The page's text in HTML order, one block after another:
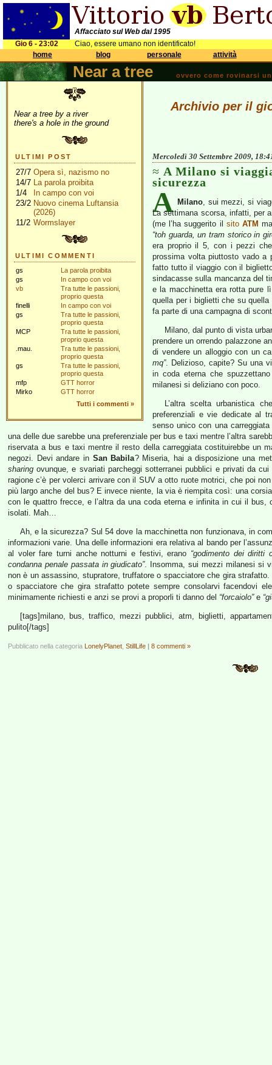
Affacciato sul Web dal 1995
Gio 6 - 23:02
Ciao, essere umano non identificato!
home
blog personale attività
Near a tree ovvero come rovinarsi
Near a tree by a river
there's a hole in the ground
ULTIMI POST
27/7 Opera sì, nazismo no
14/7 La parola proibita
1/4
In campo con voi
23/2 Nuovo cinema Luftansia
(2026)
11/2 Wormslayer
ULTIMI COMMENTI
gs
La parola proibita
gs
In campo con voi
vb
Tra tutte le passioni,
proprio questa
finelli
In campo con voi
gs
Tra tutte le passioni,
proprio questa
MCP
Tra tutte le passioni,
proprio questa
.mau.
Tra tutte le passioni,
proprio questa
gs
Tra tutte le passioni,
proprio questa
mfp
GTT horror
Mirko
GTT horror
Tutti i commenti »
Archivio per il
Mercoledì 30 Settembre 2009,
A Milano si
sicurezza
A Milano, sui mezzi, si
La settimana scorsa, infatti, per
(me l’ha suggerito il sitoATM
“toh guarda, un tram storico in
era proprio il 5, con i pezzi
prossima volta piuttosto vado a
fatto tutto il viaggio con il
sindacasse sulla mancanza del
e la macchinetta era rotta pure
quella per i biglietti che su
fa parte di una campagna di
Milano, dal punto di vista
prendere un orrendo palazzone
di vendere un alloggio con un
mq”. Delizioso, capite? Su una
in coda eterna che
milanesi si deliziano con poco.
L’altra scelta urbanistica
preferenziali e vie dedicate al
senso unico con una
una delle due sarebbe una preferenziale per bus e taxi mentre l’altra
riservata a bus e taxi mentre il resto della carreggiata costituirebbe un
negozi. Devi andare in San Babila? Miseria, hai a disposizione una
sharing ovunque, e svariati parcheggi sotterranei pubblici e privati da
ragione c’è per volerci arrivare con il SUV a otto ruote motrici, che poi
più largo anche del bus? E invece niente, la via è riempita così: una
con le quattro frecce, e l’altra da una coda eterna e infinita in cui il
isolati. Mah…
Ah, e la sicurezza? Sul 54 dove la macchinetta non funzionava, in
informazioni varie. Una delle informazioni era relativa al bando per
al voler fare turni anche notturni e festivi, erano “godimento dei diritti
condanna penale passata in giudicato”. Insomma, sui mezzi milanesi si
non è un assassino, stupratore, truffatore o spacciatore che gira
o spacciatore che gira strafatto potete sempre consolarvi facendovi
minimamente richiesti e anzi se provi a proporli ti danno del “forcaiolo”e
[tags]milano, bus, traffico, mezzi pubblici, atm, biglietti,
pulito[/tags]
Pubblicato nella categoria LonelyPlanet StillLife | 8 commenti »